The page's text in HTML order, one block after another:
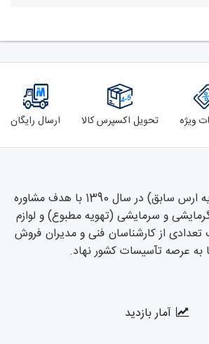
ویژه تحویل اکسپرس کالا ارسال رایگان
مجموعه دماکار (تهویه ارس سابق) در سال 1390 با هدف مشاوره
و سرمایشی (تهویه مطبوع) و لوازم
از کارشناسان فنی و مدیران فروش
به عرصه تآسیسات کشور نهاد.
آمار بازدید